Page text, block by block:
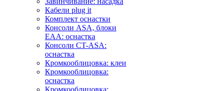
Кабели plug it
Комплект оснастки
Консоли ASA, блоки
EAA: оснастка
Консоли CT-ASA:
оснастка
Кромкооблицовка: клеи
Кромкооблицовка:
оснастка
Кромкооблицовка: